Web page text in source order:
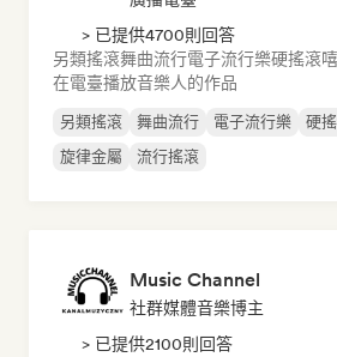
> 已提供4700則回答
另類搖滾舞曲流行電子流行樂硬搖滾
在電臺播放音樂人的作品
另類搖滾 舞曲流行 電子流行樂 硬
旋律金屬
流行搖滾
Music Channel
社群媒體音樂博主
> 已提供2100則回答